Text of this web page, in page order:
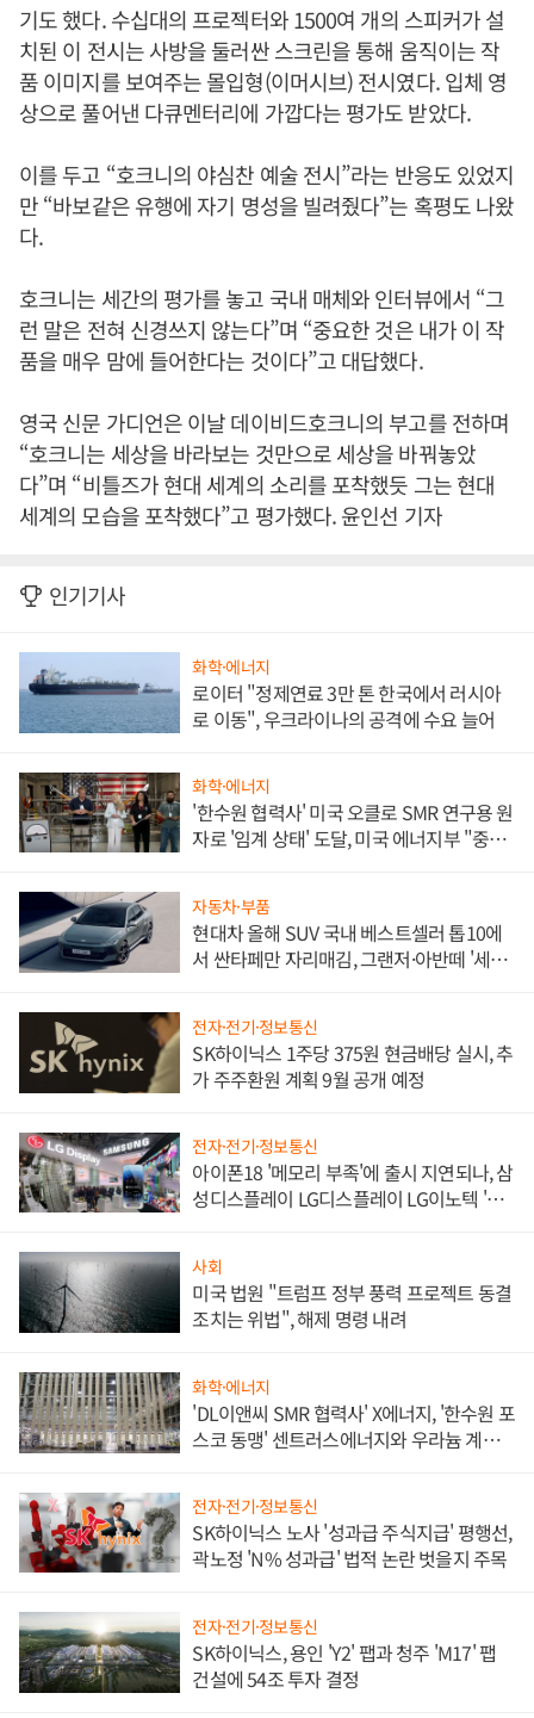
기도 했다. 수십대의 프로젝터와 1500여 개의 스피커가 설
치된 이 전시는 사방을 둘러싼 스크린을 통해 움직이는 작
품 이미지를 보여주는 몰입형(이머시브) 전시였다. 입체 영
상으로 풀어낸 다큐멘터리에 가깝다는 평가도 받았다.
이를 두고 “호크니의 야심찬 예술 전시”라는 반응도 있었지
만 “바보같은 유행에 자기 명성을 빌려줬다”는 혹평도 나왔
다.
호크니는 세간의 평가를 놓고 국내 매체와 인터뷰에서 “그
런 말은 전혀 신경쓰지 않는다”며 “중요한 것은 내가 이 작
품을 매우 맘에 들어한다는 것이다”고 대답했다.
영국 신문 가디언은 이날 데이비드호크니의 부고를 전하며
“호크니는 세상을 바라보는 것만으로 세상을 바꿔놓았
다”며 “비틀즈가 현대 세계의 소리를 포착했듯 그는 현대
세계의 모습을 포착했다”고 평가했다. 윤인선 기자
인기기사
화학·에너지
로이터 "정제연료 3만 톤 한국에서 러시아
로 이동", 우크라이나의 공격에 수요 늘어
화학·에너지
'한수원 협력사' 미국 오클로 SMR 연구용 원
자로 '임계 상태' 도달, 미국 에너지부 "중요
자동차·부품
현대차 올해 SUV 국내 베스트셀러 톱10에
서 싼타페만 자리매김, 그랜저·아반떼 '세단
전자·전기·정보통신
SK하이닉스 1주당 375원 현금배당 실시, 추
가 주주환원 계획 9월 공개 예정
전자·전기·정보통신
아이폰18 '메모리 부족'에 출시 지연되나, 삼
성디스플레이 LG디스플레이 LG이노텍 '탈
사회
미국 법원 "트럼프 정부 풍력 프로젝트 동결
조치는 위법", 해제 명령 내려
화학·에너지
'DL이앤씨 SMR 협력사' X에너지, '한수원 포
스코 동맹' 센트러스에너지와 우라늄 계약
전자·전기·정보통신
SK하이닉스 노사 '성과급 주식지급' 평행선,
곽노정 'N% 성과급' 법적 논란 벗을지 주목
전자·전기·정보통신
SK하이닉스, 용인 'Y2' 팹과 청주 'M17' 팹
건설에 54조 투자 결정